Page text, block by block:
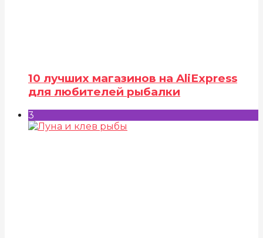
10 лучших магазинов на AliExpress
для любителей рыбалки
3